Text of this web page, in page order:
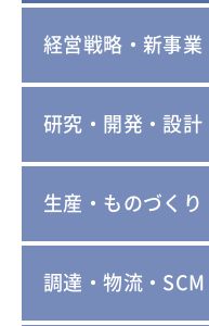
経営戦略・新事業
研究・開発・設計
生産・ものづくり
調達・物流・SCM